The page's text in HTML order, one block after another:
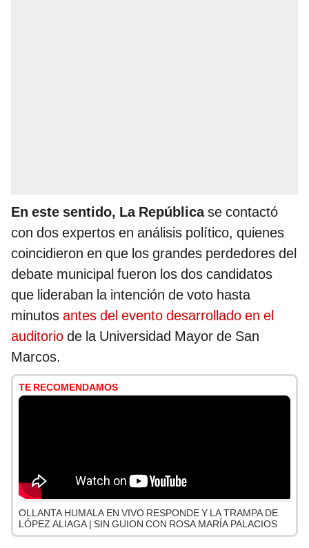
En este sentido, La Repúblicase contactó
con dos expertos en análisis político, quienes
coincidieron en que los grandes perdedores del
debate municipal fueron los dos candidatos
que lideraban la intención de voto hasta
minutos antes del evento desarrollado en el
auditorio de la Universidad Mayor de San
Marcos.
TE RECOMENDAMOS
OLLANTA HUMALA EN VIVO RESPONDE Y LA TRAMPA DE
LÓPEZ ALIAGA | SIN GUION CON ROSA MARÍA PALACIOS